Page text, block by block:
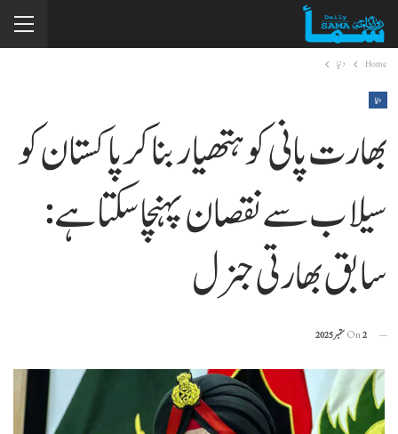
Home دنیا
دنیا
بھارت پانی کو ہتھیار بنا کر پاکستان کو
سیلاب سے نقصان پہنچا سکتا ہے:
سابق بھارتی جنرل
On2 ستمبر 2025